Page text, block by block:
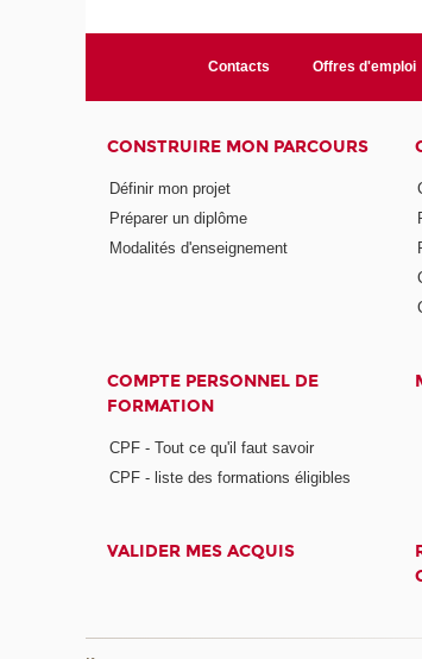
Contacts Offres d'emploi
CONSTRUIRE MON PARCOURS
Définir mon projet
Préparer un diplôme
Modalités d'enseignement
COMPTE PERSONNEL DE
FORMATION
CPF - Tout ce qu'il faut savoir
CPF - liste des formations éligibles
VALIDER MES ACQUIS